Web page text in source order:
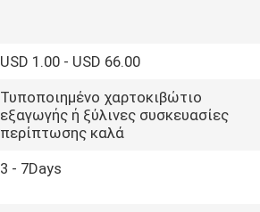
USD 1.00 - USD 66.00
Τυποποιημένο χαρτοκιβώτιο
εξαγωγής ή ξύλινες συσκευασίες
περίπτωσης καλά
3 - 7Days